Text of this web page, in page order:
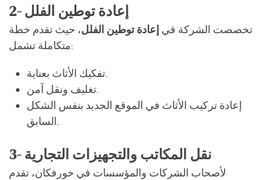
2- إعادة توطين الفلل
تخصصت الشركة في إعادة توطين الفلل، حيث تقدم خطة
متكاملة تشمل:
تفكيك الأثاث بعناية.
تغليف ونقل آمن.
إعادة تركيب الأثاث في الموقع الجديد بنفس الشكل
السابق.
3- نقل المكاتب والتجهيزات التجارية
لأصحاب الشركات والمؤسسات في خورفكان، تقدم